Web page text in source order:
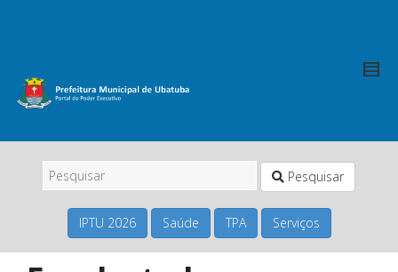
Pesquisar
IPTU 2026 Saúde TPA Serviços